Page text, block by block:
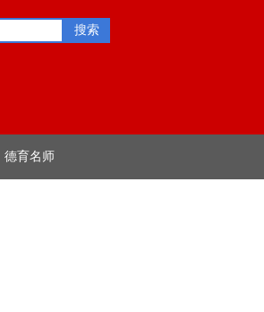
搜索
德育名师